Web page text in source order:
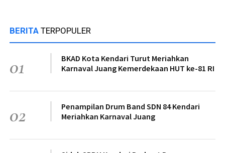
BERITA TERPOPULER
01
BKAD Kota Kendari Turut Meriahkan
Karnaval Juang Kemerdekaan HUT ke-81 RI
02
Penampilan Drum Band SDN 84 Kendari
Meriahkan Karnaval Juang